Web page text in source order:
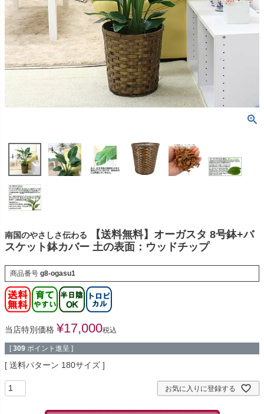
南国のやさしさ伝わる
【送料無料】オーガスタ 8号鉢+バ
スケット鉢カバー 土の表面：ウッドチップ
商品番号 g8-ogasu1
当店特別価格 ¥17,000税込
[ 309 ポイント進呈 ]
送料パターン 180サイズ
お気に入りに登録する